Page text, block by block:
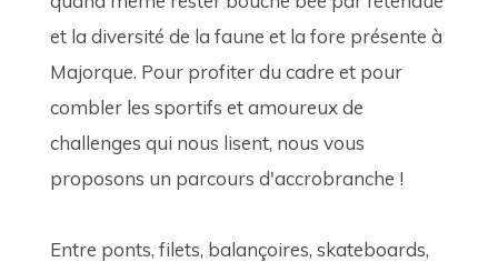
et la diversité de la faune et la fore présente à
Majorque. Pour profiter du cadre et pour
combler les sportifs et amoureux de
challenges qui nous lisent, nous vous
proposons un parcours d'accrobranche !
Entre ponts, filets, balançoires, skateboards,